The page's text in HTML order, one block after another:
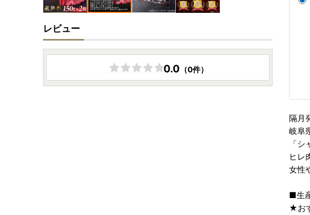
隔月
岐阜
「
ヒレ
女性
■生
★お
レビュー
0.0 （0件）